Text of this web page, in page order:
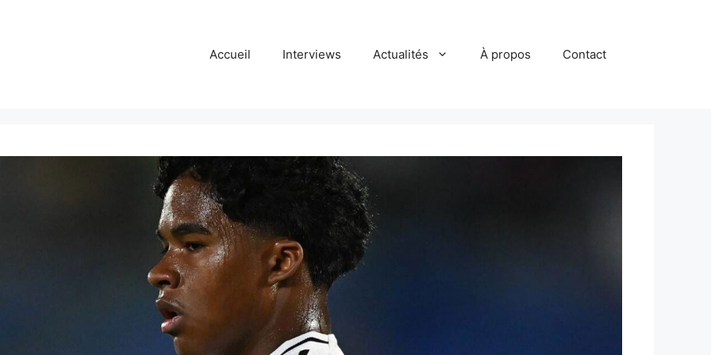
Accueil Interviews Actualités À propos Contact